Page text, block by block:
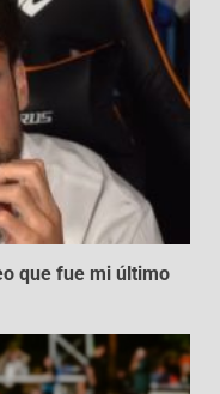
que fue mi último